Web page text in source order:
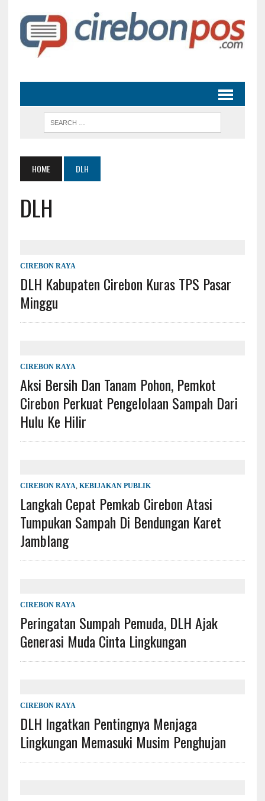
HOME DLH
DLH
CIREBON RAYA
DLH Kabupaten Cirebon Kuras TPS Pasar
Minggu
CIREBON RAYA
Aksi Bersih Dan Tanam Pohon, Pemkot
Cirebon Perkuat Pengelolaan Sampah Dari
Hulu Ke Hilir
CIREBON RAYA KEBIJAKAN PUBLIK
Langkah Cepat Pemkab Cirebon Atasi
Tumpukan Sampah Di Bendungan Karet
Jamblang
CIREBON RAYA
Peringatan Sumpah Pemuda, DLH Ajak
Generasi Muda Cinta Lingkungan
CIREBON RAYA
DLH Ingatkan Pentingnya Menjaga
Lingkungan Memasuki Musim Penghujan